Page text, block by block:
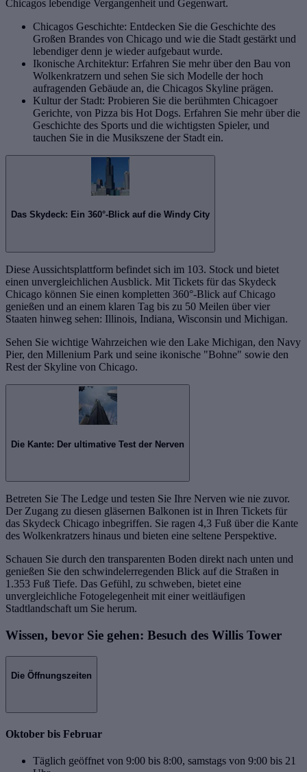
Chicagos lebendige Vergangenheit und Gegenwart.
Chicagos Geschichte: Entdecken Sie die Geschichte des
Großen Brandes von Chicago und wie die Stadt gestärkt und
lebendiger denn je wieder aufgebaut wurde.
Ikonische Architektur: Erfahren Sie mehr über den Bau von
Wolkenkratzern und sehen Sie sich Modelle der hoch
aufragenden Gebäude an, die Chicagos Skyline prägen.
Kultur der Stadt: Probieren Sie die berühmten Chicagoer
Gerichte, von Pizza bis Hot Dogs. Erfahren Sie mehr über die
Geschichte des Sports und die wichtigsten Spieler, und
tauchen Sie in die Musikszene der Stadt ein.
Das Skydeck: Ein 360°-Blick auf die Windy City
Diese Aussichtsplattform befindet sich im 103. Stock und bietet
einen unvergleichlichen Ausblick. Mit Tickets für das Skydeck
Chicago können Sie einen kompletten 360°-Blick auf Chicago
genießen und an einem klaren Tag bis zu 50 Meilen über vier
Staaten hinweg sehen: Illinois, Indiana, Wisconsin und Michigan.
Sehen Sie wichtige Wahrzeichen wie den Lake Michigan, den Navy
Pier, den Millenium Park und seine ikonische "Bohne" sowie den
Rest der Skyline von Chicago.
Die Kante: Der ultimative Test der Nerven
Betreten Sie The Ledge und testen Sie Ihre Nerven wie nie zuvor.
Der Zugang zu diesen gläsernen Balkonen ist in Ihren Tickets für
das Skydeck Chicago inbegriffen. Sie ragen 4,3 Fuß über die Kante
des Wolkenkratzers hinaus und bieten eine seltene Perspektive.
Schauen Sie durch den transparenten Boden direkt nach unten und
genießen Sie den schwindelerregenden Blick auf die Straßen in
1.353 Fuß Tiefe. Das Gefühl, zu schweben, bietet eine
unvergleichliche Fotogelegenheit mit einer weitläufigen
Stadtlandschaft um Sie herum.
Wissen, bevor Sie gehen: Besuch des Willis Tower
Die Öffnungszeiten
Oktober bis Februar
Täglich geöffnet von 9:00 bis 8:00, samstags von 9:00 bis 21